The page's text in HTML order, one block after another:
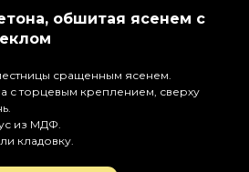
обшитая ясенем с
сращенным ясенем.
с торцевым креплением, сверху
из МДФ.
кладовку.